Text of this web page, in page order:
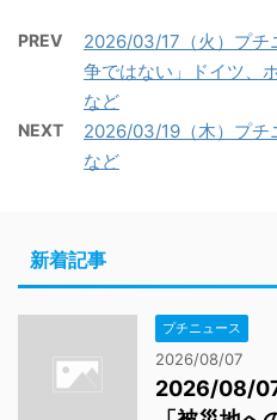
PREV
2026/03/17（火）プチ
争ではない」ドイツ、
など
NEXT
2026/03/19（木）プチ
など
新着記事
プチニュース
2026/08/07
2026/08/07